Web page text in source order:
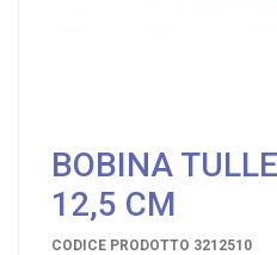
BOBINA
12,5 CM
CODICE PRODOTTO 3212510